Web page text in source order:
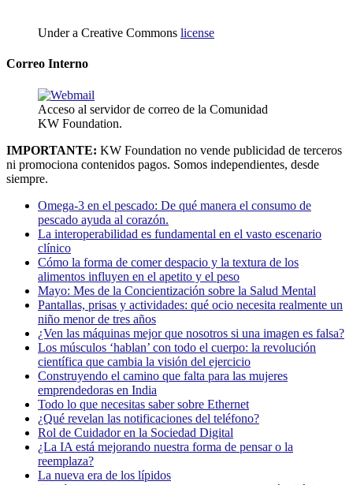
Under a Creative Commons license
Correo Interno
Acceso al servidor de correo de la Comunidad
KW Foundation.
IMPORTANTE: KW Foundation no vende publicidad de terceros
ni promociona contenidos pagos. Somos independientes, desde
siempre.
Omega-3 en el pescado: De qué manera el consumo de
pescado ayuda al corazón.
La interoperabilidad es fundamental en el vasto escenario
clínico
Cómo la forma de comer despacio y la textura de los
alimentos influyen en el apetito y el peso
Mayo: Mes de la Concientización sobre la Salud Mental
Pantallas, prisas y actividades: qué ocio necesita realmente un
niño menor de tres años
¿Ven las máquinas mejor que nosotros si una imagen es falsa?
Los músculos ‘hablan’ con todo el cuerpo: la revolución
científica que cambia la visión del ejercicio
Construyendo el camino que falta para las mujeres
emprendedoras en India
Todo lo que necesitas saber sobre Ethernet
¿Qué revelan las notificaciones del teléfono?
Rol de Cuidador en la Sociedad Digital
¿La IA está mejorando nuestra forma de pensar o la
reemplaza?
La nueva era de los lípidos